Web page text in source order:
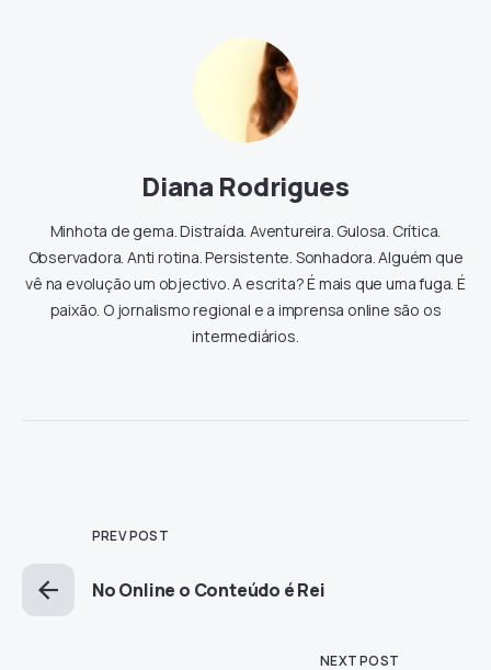
Diana Rodrigues
Minhota de gema. Distraída. Aventureira. Gulosa. Crítica.
Observadora. Anti rotina. Persistente. Sonhadora. Alguém que
vê na evolução um objectivo. A escrita? É mais que uma fuga. É
paixão. O jornalismo regional e a imprensa online são os
intermediários.
PREV POST
No Online o Conteúdo é Rei
NEXT POST